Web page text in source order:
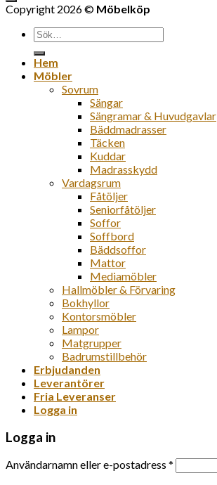
Copyright 2026 © Möbelköp
Sök
efter:
Hem
Möbler
Sovrum
Sängar
Sängramar & Huvudgavlar
Bäddmadrasser
Täcken
Kuddar
Madrasskydd
Vardagsrum
Fåtöljer
Seniorfåtöljer
Soffor
Soffbord
Bäddsoffor
Mattor
Mediamöbler
Hallmöbler & Förvaring
Bokhyllor
Kontorsmöbler
Lampor
Matgrupper
Badrumstillbehör
Erbjudanden
Leverantörer
Fria Leveranser
Logga in
Logga in
Användarnamn eller e-postadress *